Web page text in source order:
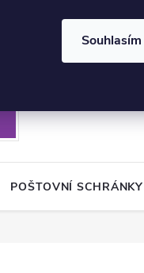
⏰ | Kód:
Souhlasím
POŠTOVNÍ SCHRÁNKY